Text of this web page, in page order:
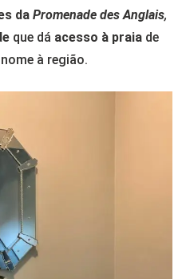
da Promenade des Anglais,
que dá acesso à praia de
à região.